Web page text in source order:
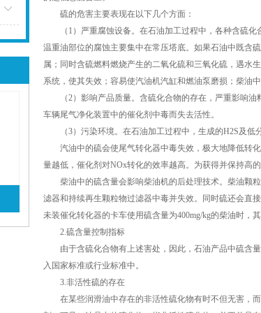
硫的危害主要表现在以下几个方面：
（1）严重腐蚀设备。在石油加工过程中，各种含硫化
温重油部位的腐蚀主要集中在常压塔底。如果石油中既含
属；同时含硫燃料燃烧产生的二氧化硫和三氧化硫，遇水
系统，使其失效；容易使汽油机汽缸和燃油泵磨损；柴油
（2）影响产品质量。含硫化合物的存在，严重影响油
车辆尾气净化装置中的催化剂中毒而失去活性。
（3）污染环境。在石油加工过程中，生成的H2S及低
汽油中的硫会使尾气转化器中毒失效，极大地降低转化
量越低，催化剂对NOx转化的效率越高。为获得并保持高
柴油中的硫含量会影响柴油机的后处理技术。柴油颗粒
滤器和持续再生颗粒物过滤器中毒并失效。同时硫还会直
未装催化转化器的卡车使用硫含量为400mg/kg的柴油时，
2.硫含量控制指标
由于含硫化合物有上述害处，因此，石油产品中硫含量
入国家标准或行业标准中。
3.非活性硫的存在
在某些润滑油中存在的非活性硫化物有时不但无害，而